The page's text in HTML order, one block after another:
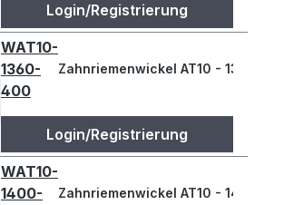
Login/Registrierung
WAT10-
1360-
400
Zahnriemenwickel AT10 - 1360
Login/Registrierung
WAT10-
1400-
Zahnriemenwickel AT10 - 1400